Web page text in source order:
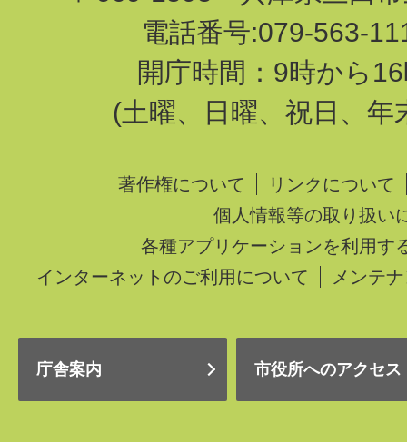
電話番号:079-563-
開庁時間：9時から
(土曜、日曜、祝日、年
著作権について
リンクについて
個人情報等の取り扱い
各種アプリケーションを利用す
インターネットのご利用について
メンテ
庁舎案内 市役所へのアクセス